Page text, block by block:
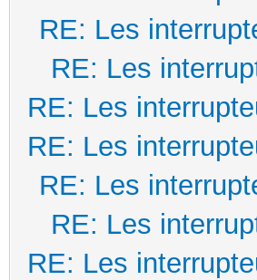
RE: Les
RE: Les
RE: Les
RE: Les
RE: Les
RE: Les
RE: Les